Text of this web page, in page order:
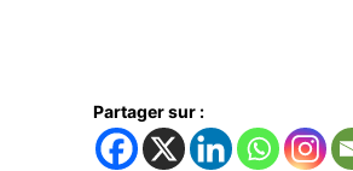
Partager sur :